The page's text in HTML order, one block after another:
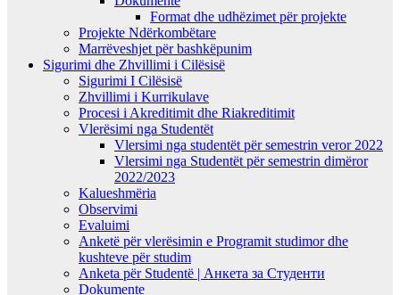
Format dhe udhëzimet për projekte
Projekte Ndërkombëtare
Marrëveshjet për bashkëpunim
Sigurimi dhe Zhvillimi i Cilësisë
Sigurimi I Cilësisë
Zhvillimi i Kurrikulave
Procesi i Akreditimit dhe Riakreditimit
Vlerësimi nga Studentët
Vlersimi nga studentët për semestrin veror 2022
Vlersimi nga Studentët për semestrin dimëror
2022/2023
Kalueshmëria
Observimi
Evaluimi
Anketë për vlerësimin e Programit studimor dhe
kushteve për studim
Anketa për Studentë | Анкета за Студенти
Dokumente